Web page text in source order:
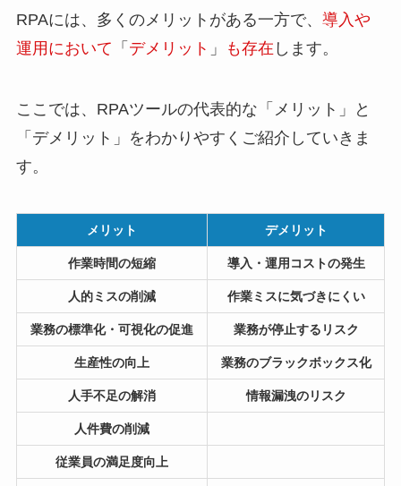
RPAには、多くのメリットがある一方で、 導入や
運用において 「 デメリット 」 も存在 します。
ここでは、RPAツールの代表的な「メリット」と
「デメリット」をわかりやすくご紹介していきま
す。
メリット デメリット
作業時間の短縮 導入・運用コストの発生
人的ミスの削減 作業ミスに気づきにくい
業務の標準化・可視化の促進 業務が停止するリスク
生産性の向上 業務のブラックボックス化
人手不足の解消 情報漏洩のリスク
人件費の削減
従業員の満足度向上